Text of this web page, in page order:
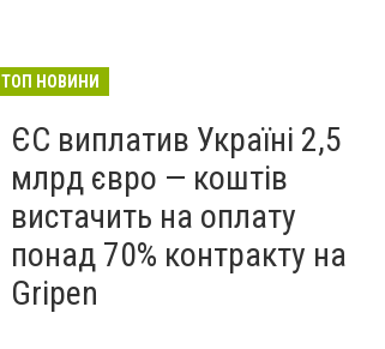
ТОП НОВИНИ
ЄС виплатив Україні 2,5
млрд євро — коштів
вистачить на оплату
понад 70% контракту на
Gripen